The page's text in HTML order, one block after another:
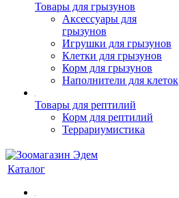
Товары для грызунов
Аксессуары для
грызунов
Игрушки для грызунов
Клетки для грызунов
Корм для грызунов
Наполнители для клеток
Товары для рептилий
Корм для рептилий
Террариумистика
Каталог